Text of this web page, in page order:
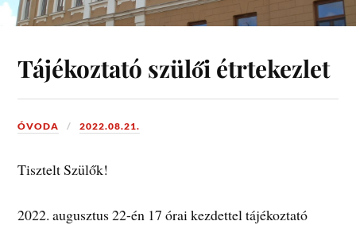
Tájékoztató szülői étrtekezlet
ÓVODA 2022.08.21.
Tisztelt Szülők!
2022. augusztus 22-én 17 órai kezdettel tájékoztató